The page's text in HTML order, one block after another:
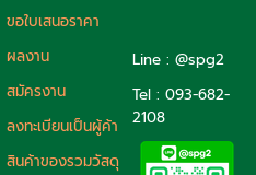
ขอใบเสนอราคา
ผลงาน
สมัครงาน
ลงทะเบียนเป็นผู้ค้า
สินค้าของรวมวัสดุ
Line : @spg2
Tel : 093-682-
2108